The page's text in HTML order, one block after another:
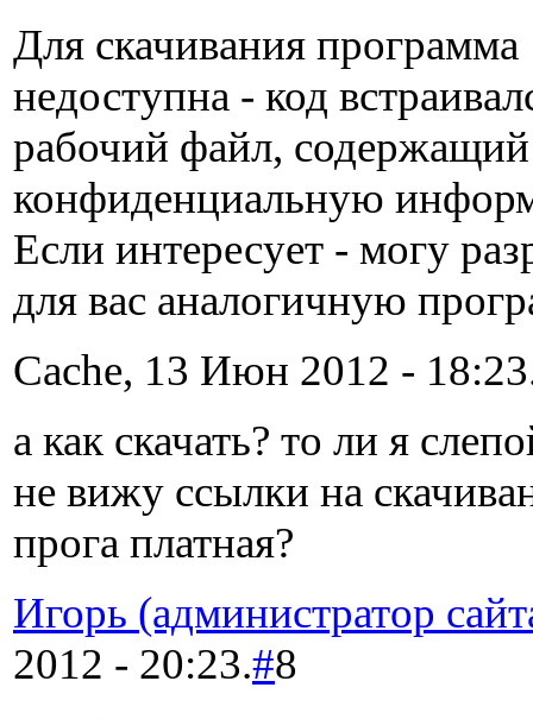
Для скачивания программа
недоступна - код
рабочий файл, содержащий
конфиденциальную
Если интересует - могу
для вас аналогичную
Cache, 13 Июн 2012 -
а как скачать? то ли я
не вижу ссылки на
прога платная?
Игорь (администратор
2012 - 20:23.#8